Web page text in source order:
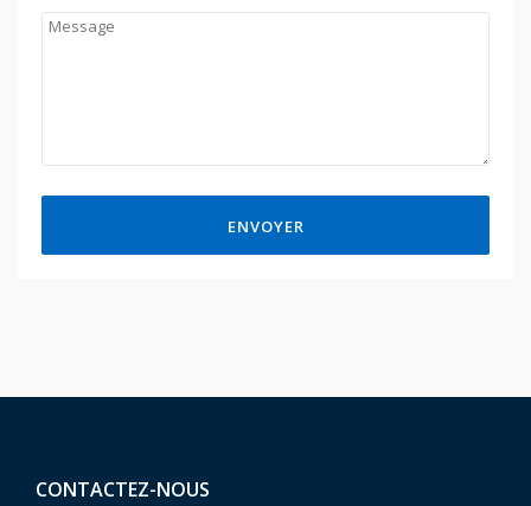
ENVOYER
CONTACTEZ-NOUS